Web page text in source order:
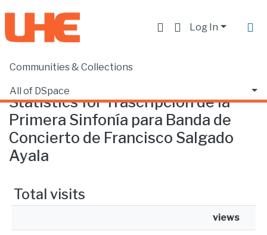
Log In
Communities & Collections
All of DSpace
Home Statistics
Statistics for Trascripción de la
Primera Sinfonía para Banda de
Concierto de Francisco Salgado
Ayala
Total visits
views